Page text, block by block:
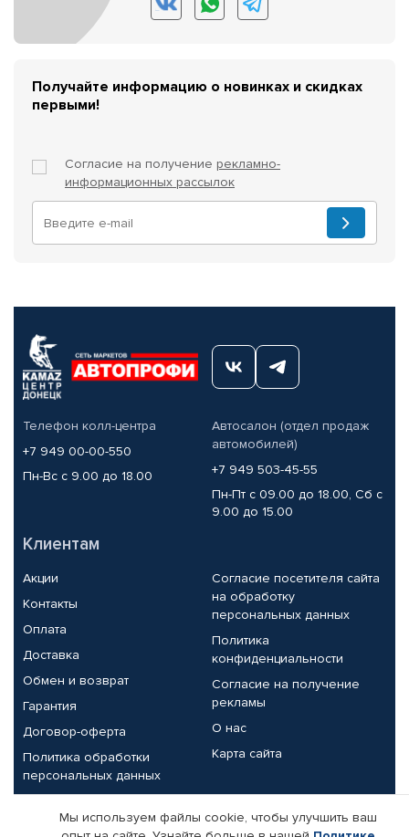
Получайте информацию о новинках и скидках
первыми!
Согласие на получение рекламно-
информационных рассылок
Телефон колл-центра
+7 949 00-00-550
Пн-Вс с 9.00 до 18.00
Автосалон (отдел продаж
автомобилей)
+7 949 503-45-55
Пн-Пт с 09.00 до 18.00, Сб с
9.00 до 15.00
Клиентам
Акции
Контакты
Оплата
Доставка
Обмен и возврат
Гарантия
Договор-оферта
Политика обработки
персональных данных
Согласие посетителя сайта
на обработку
персональных данных
Политика
конфиденциальности
Согласие на получение
рекламы
О нас
Карта сайта
Партнерам
Мы используем файлы cookie, чтобы улучшить ваш